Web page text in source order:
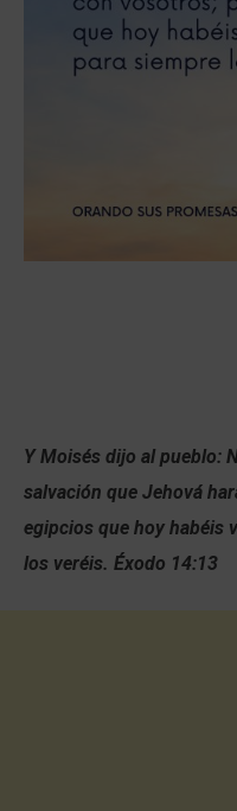
Y Moisés dijo al pueblo:
salvación que Jehová
egipcios que hoy habéis
los veréis. Éxodo 14:13